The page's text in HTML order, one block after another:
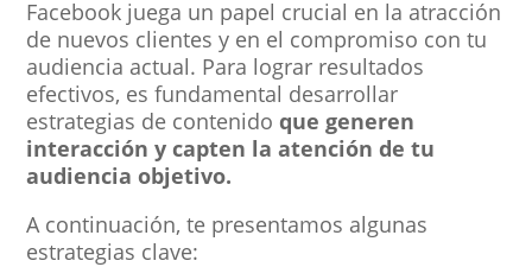
Facebook juega un papel crucial en la atracción
de nuevos clientes y en el compromiso con tu
audiencia actual. Para lograr resultados
efectivos, es fundamental desarrollar
estrategias de contenidoque generen
interacción y capten la atención de tu
audiencia objetivo.
A continuación, te presentamos algunas
estrategias clave: